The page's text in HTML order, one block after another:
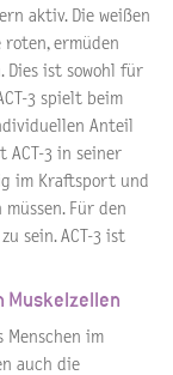
aktiv. Die weißen
ermüden
Dies ist sowohl für
3 spielt beim
Anteil
3 in seiner
im Kraftsport und
Für den
sein. ACT-3 ist
Muskelzellen
Menschen im
auch die